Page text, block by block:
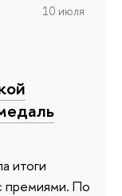
10 июля
итоги
премиями. По